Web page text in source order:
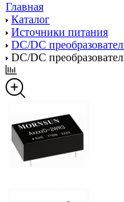
Главная
Каталог
Источники питания
DC/DC
DC/DC